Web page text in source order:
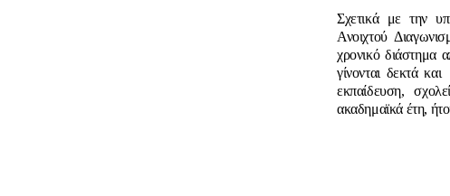
Σχετικά με την
Ανοιχτού
χρονικό διάστημα
γίνονται δεκτά
εκπαίδευση,
ακαδημαϊκά έτη,